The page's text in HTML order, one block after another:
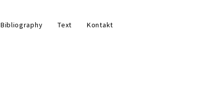
Bibliography Text Kontakt